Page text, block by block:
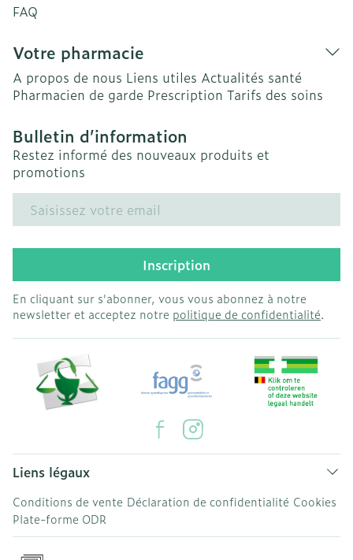
FAQ
Votre pharmacie
A propos de nous Liens utiles Actualités santé
Pharmacien de garde Prescription Tarifs des soins
Bulletin d’information
Restez informé des nouveaux produits et
promotions
Adresse mail
Inscription
En cliquant sur s'abonner, vous vous abonnez à notre
newsletter et acceptez notre politique de confidentialité.
Liens légaux
Conditions de vente Déclaration de confidentialité Cookies
Plate-forme ODR